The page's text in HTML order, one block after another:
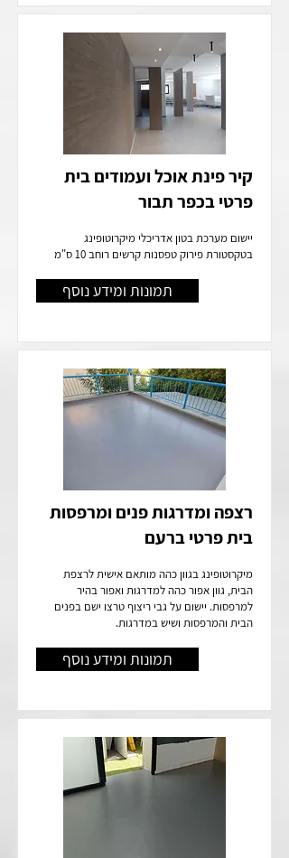
קיר פינת אוכל ועמודים בית
פרטי בכפר תבור
יישום מערכת בטון אדריכלי מיקרוטופינג
בטקסטורת פירוק טפסנות קרשים רוחב 10 ס"מ
תמונות ומידע נוסף
רצפה ומדרגות פנים ומרפסות
בית פרטי ברעם
מיקרוטופינג בגוון כהה מותאם אישית לרצפת
הבית, גוון אפור כהה למדרגות ואפור בהיר
למרפסות. יישום על גבי ריצוף טרצו ישם בפנים
הבית והמרפסות ושיש במדרגות.
תמונות ומידע נוסף